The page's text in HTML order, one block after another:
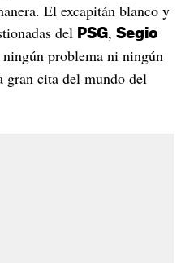
El excapitán blanco y
del PSG, Segio
problema ni ningún
gran cita del mundo del